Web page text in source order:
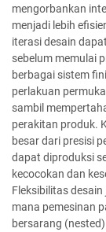
mengorbankan
menjadi lebih
iterasi desain
sebelum memulai
berbagai sistem
perlakuan
sambil
perakitan produk.
besar dari presisi
dapat diproduksi
kecocokan dan
Fleksibilitas
mana pemesinan
bersarang